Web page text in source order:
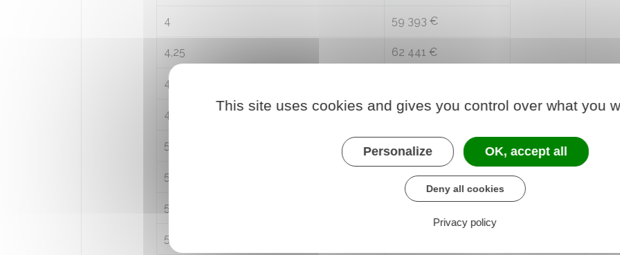
4 59 393 €
4,25 62 441 €
4,5
4,75 68 536 €
5 71 583 €
5,25 74 631 €
5,5
5,75
This site uses cookies and gives you control over what you
Personalize OK, accept all
Deny all cookies
Privacy policy